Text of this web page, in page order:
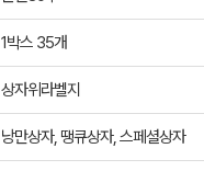
1박스 35개
상자위라벨지
낭만상자, 땡큐상자, 스페셜상자